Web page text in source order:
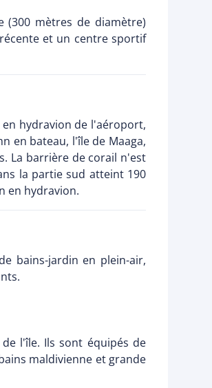
mètres de diamètre)
et un centre sportif
hydravion de l'aéroport,
en bateau, l'île de Maaga,
La barrière de corail n'est
la partie sud atteint 190
en hydravion.
bains-jardin en plein-air,
l'île. Ils sont équipés de
maldivienne et grande